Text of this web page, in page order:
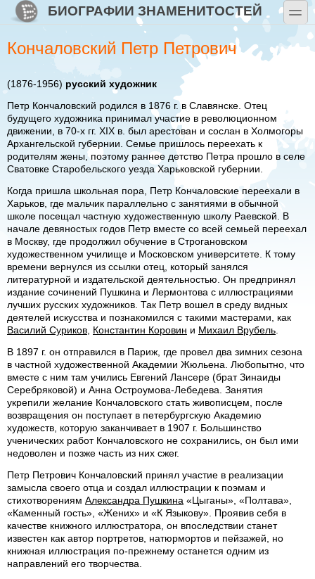
Перейти к основному содержанию
Skip to searchБИОГРАФИИ ЗНАМЕНИТОСТЕЙ toggle
Кончаловский Петр Петрович
(1876-1956) русский художник
Петр Кончаловский родился в 1876 г. в Славянске. Отец
будущего художника принимал участие в революционном
движении, в 70-х гг. XIX в. был арестован и сослан в Холмогоры
Архангельской губернии. Семье пришлось переехать к
родителям жены, поэтому раннее детство Петра прошло в селе
Сватовке Старобельского уезда Харьковской губернии.
Когда пришла школьная пора, Петр Кончаловские переехали в
Харьков, где мальчик параллельно с занятиями в обычной
школе посещал частную художественную школу Раевской. В
начале девяностых годов Петр вместе со всей семьей переехал
в Москву, где продолжил обучение в Строгановском
художественном училище и Московском университете. К тому
времени вернулся из ссылки отец, который занялся
литературной и издательской деятельностью. Он предпринял
издание сочинений Пушкина и Лермонтова с иллюстрациями
лучших русских художников. Так Петр вошел в среду видных
деятелей искусства и познакомился с такими мастерами, как
Василий Суриков, Константин Коровин и Михаил Врубель.
В 1897 г. он отправился в Париж, где провел два зимних сезона
в частной художественной Академии Жюльена. Любопытно, что
вместе с ним там учились Евгений Лансере (брат Зинаиды
Серебряковой) и Анна Остроумова-Лебедева. Занятия
укрепили желание Кончаловского стать живописцем, после
возвращения он поступает в петербургскую Академию
художеств, которую заканчивает в 1907 г. Большинство
ученических работ Кончаловского не сохранились, он был ими
недоволен и позже часть из них сжег.
Петр Петрович Кончаловский принял участие в реализации
замысла своего отца и создал иллюстрации к поэмам и
стихотворениям Александра Пушкина «Цыганы», «Полтава»,
«Каменный гость», «Жених» и «К Языкову». Проявив себя в
качестве книжного иллюстратора, он впоследствии станет
известен как автор портретов, натюрмортов и пейзажей, но
книжная иллюстрация по-прежнему останется одним из
направлений его творчества.